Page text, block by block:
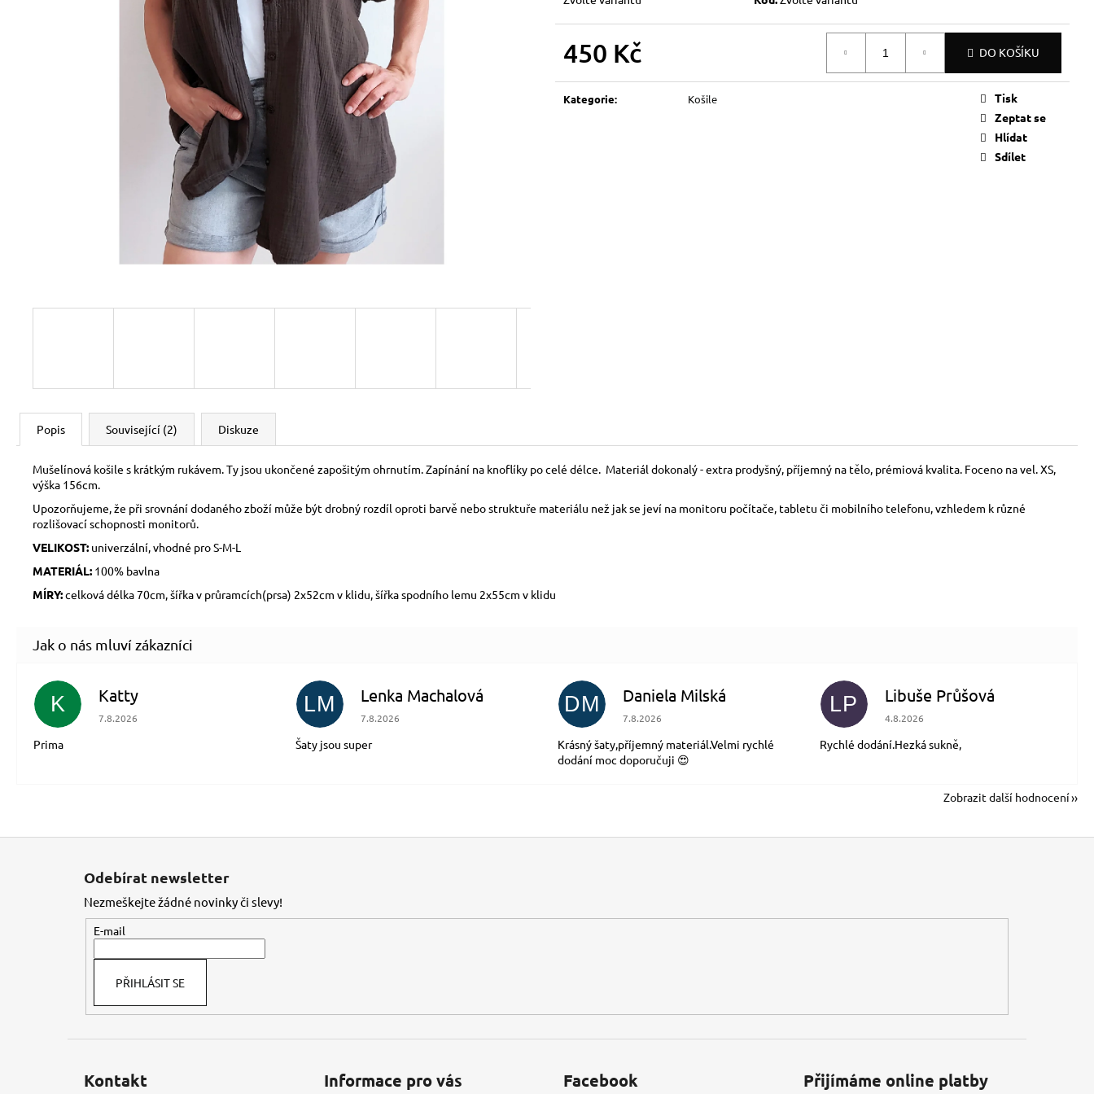
450 Kč DO KOŠÍKU
Kategorie: Košile
Tisk
Zeptat se
Hlídat
Sdílet
Popis Související (2) Diskuze
Mušelínová košile s krátkým rukávem. Ty jsou ukončené zapošitým ohrnutím. Zapínání na knoflíky po celé délce. Materiál dokonalý - extra prodyšný, příjemný na tělo, prémiová kvalita. Foceno na vel. XS,
výška 156cm.
Upozorňujeme, že při srovnání dodaného zboží může být drobný rozdíl oproti barvě nebo struktuře materiálu než jak se jeví na monitoru počítače, tabletu či mobilního telefonu, vzhledem k různé
rozlišovací schopnosti monitorů.
VELIKOST: univerzální, vhodné pro S-M-L
MATERIÁL: 100% bavlna
MÍRY:celková délka 70cm, šířka v průramcích(prsa) 2x52cm v klidu, šířka spodního lemu 2x55cm v klidu
K Katty
Hodnocení obchodu je 5 z 5 hvězdiček.
7.8.2026
Prima
LM Lenka Machalová
Hodnocení obchodu je 5 z 5 hvězdiček.
7.8.2026
Šaty jsou super
DM Daniela Milská
Hodnocení obchodu je 5 z 5 hvězdiček.
7.8.2026
Krásný šaty,příjemný materiál.Velmi rychlé
dodání moc doporučuji 😍
LP Libuše Průšová
Hodnocení obchodu je 5 z 5 hvězdiček.
4.8.2026
Rychlé dodání.Hezká sukně,
Zobrazit další hodnocení
Odebírat newsletter
Nezmeškejte žádné novinky či slevy!
E-mail
PŘIHLÁSIT SE
Kontakt Informace pro vás Facebook Přijímáme online platby